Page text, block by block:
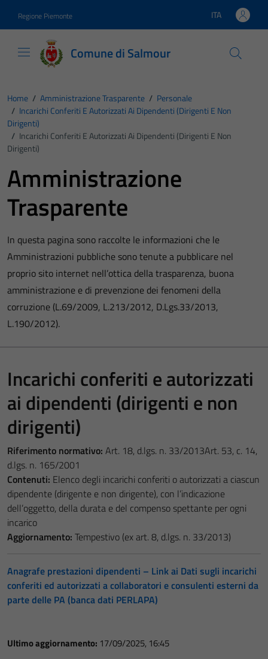
Regione Piemonte Lingua attiva:
ITA
Comune di Salmour
Home / Amministrazione Trasparente / Personale
/ Incarichi Conferiti E Autorizzati Ai Dipendenti (dirigenti E Non
Dirigenti)
/ Incarichi Conferiti E Autorizzati Ai Dipendenti (dirigenti E Non
Dirigenti)
Amministrazione
Trasparente
In questa pagina sono raccolte le informazioni che le
Amministrazioni pubbliche sono tenute a pubblicare nel
proprio sito internet nell’ottica della trasparenza, buona
amministrazione e di prevenzione dei fenomeni della
corruzione (L.69/2009, L.213/2012, D.Lgs.33/2013,
L.190/2012).
Incarichi conferiti e autorizzati
ai dipendenti (dirigenti e non
dirigenti)
Riferimento normativo: Art. 18, d.lgs. n. 33/2013Art. 53, c. 14,
d.lgs. n. 165/2001
Contenuti: Elenco degli incarichi conferiti o autorizzati a ciascun
dipendente (dirigente e non dirigente), con l’indicazione
dell’oggetto, della durata e del compenso spettante per ogni
incarico
Aggiornamento: Tempestivo (ex art. 8, d.lgs. n. 33/2013)
Anagrafe prestazioni dipendenti – Link ai Dati sugli incarichi
conferiti ed autorizzati a collaboratori e consulenti esterni da
parte delle PA (banca dati PERLAPA)
Ultimo aggiornamento: 17/09/2025, 16:45